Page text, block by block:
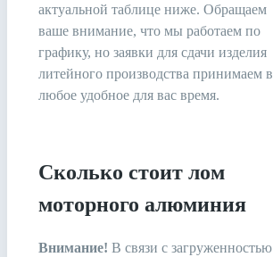
актуальной таблице ниже. Обращаем
ваше внимание, что мы работаем по
графику, но заявки для сдачи изделия
литейного производства принимаем в
любое удобное для вас время.
Сколько стоит лом
моторного алюминия
Внимание! В связи c загруженностью